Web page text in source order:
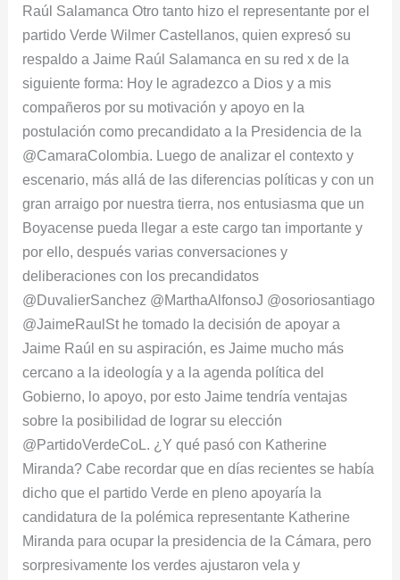
Raúl Salamanca Otro tanto hizo el representante por el
partido Verde Wilmer Castellanos, quien expresó su
respaldo a Jaime Raúl Salamanca en su red x de la
siguiente forma: Hoy le agradezco a Dios y a mis
compañeros por su motivación y apoyo en la
postulación como precandidato a la Presidencia de la
@CamaraColombia. Luego de analizar el contexto y
escenario, más allá de las diferencias políticas y con un
gran arraigo por nuestra tierra, nos entusiasma que un
Boyacense pueda llegar a este cargo tan importante y
por ello, después varias conversaciones y
deliberaciones con los precandidatos
@DuvalierSanchez @MarthaAlfonsoJ @osoriosantiago
@JaimeRaulSt he tomado la decisión de apoyar a
Jaime Raúl en su aspiración, es Jaime mucho más
cercano a la ideología y a la agenda política del
Gobierno, lo apoyo, por esto Jaime tendría ventajas
sobre la posibilidad de lograr su elección
@PartidoVerdeCoL. ¿Y qué pasó con Katherine
Miranda? Cabe recordar que en días recientes se había
dicho que el partido Verde en pleno apoyaría la
candidatura de la polémica representante Katherine
Miranda para ocupar la presidencia de la Cámara, pero
sorpresivamente los verdes ajustaron vela y